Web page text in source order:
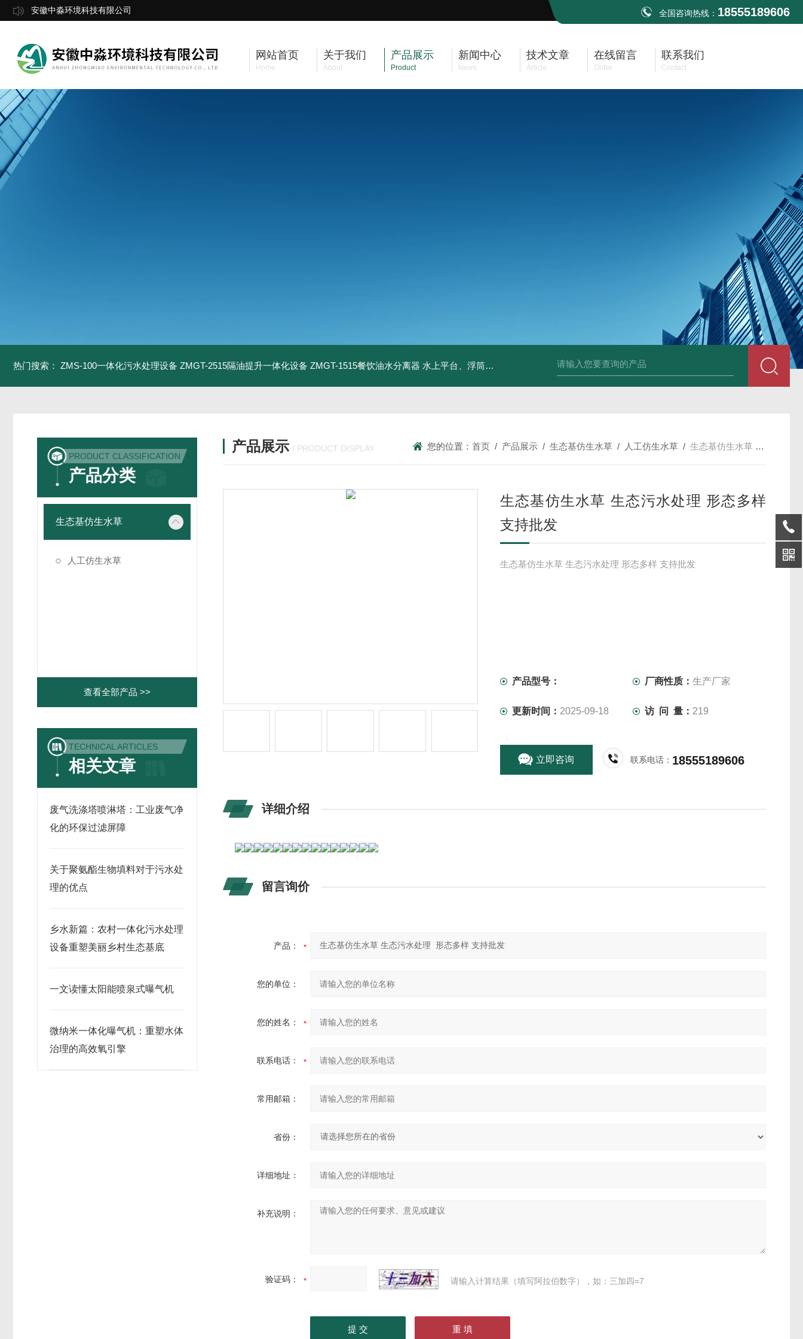
安徽中淼环境科技有限公司 全国咨询热线： 18555189606
网站首页
Home
关于我们
About
产品展示
Product
新闻中心
News
技术文章
Article
在线留言
Order
联系我们
Contact
热门搜索： ZMS-100一体化污水处理设备 ZMGT-2515隔油提升一体化设备 ZMGT-1515餐饮油水分离器 水上平台、浮筒码头 管式微孔曝气器质量品质有保障 太阳能喷泉曝气机ZJ-TYP400-550-750-
PRODUCT CLASSIFICATION
产品分类
生态基仿生水草
人工仿生水草
查看全部产品 >>
TECHNICAL ARTICLES
相关文章
废气洗涤塔喷淋塔：工业废气净
化的环保过滤屏障
关于聚氨酯生物填料对于污水处
理的优点
乡水新篇：农村一体化污水处理
设备重塑美丽乡村生态基底
一文读懂太阳能喷泉式曝气机
微纳米一体化曝气机：重塑水体
治理的高效氧引擎
产品展示 / PRODUCT DISPLAY 您的位置：首页 / 产品展示 /生态基仿生水草 / 人工仿生水草 /生态基仿生水草 生态污水处理 形态多样 支持批发
生态基仿生水草 生态污水处理 形态多样
支持批发
生态基仿生水草 生态污水处理 形态多样 支持批发
产品型号： 厂商性质：生产厂家
更新时间： 2025-09-18 访 问 量： 219
立即咨询 联系电话： 18555189606
详细介绍
留言询价
产品：
您的单位：
您的姓名：
联系电话：
常用邮箱：
省份：
详细地址：
补充说明：
验证码： 请输入计算结果（填写阿拉伯数字），如：三加四=7